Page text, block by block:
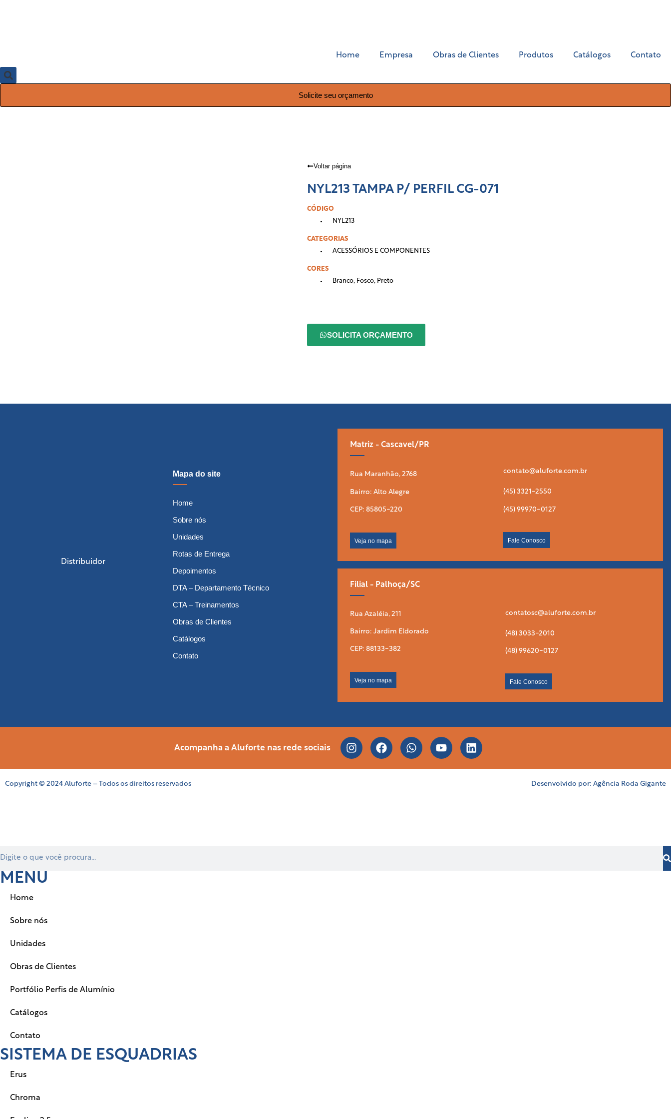
Home Empresa Obras de Clientes Produtos Catálogos Contato
Solicite seu orçamento
Voltar página
NYL213 TAMPA P/ PERFIL CG-071
CÓDIGO
NYL213
CATEGORIAS
ACESSÓRIOS E COMPONENTES
CORES
Branco, Fosco, Preto
SOLICITA ORÇAMENTO
Distribuidor
Mapa do site
Home
Sobre nós
Unidades
Rotas de Entrega
Depoimentos
DTA – Departamento Técnico
CTA – Treinamentos
Obras de Clientes
Catálogos
Contato
Matriz - Cascavel/PR
Rua Maranhão, 2768
Bairro: Alto Alegre
CEP: 85805-220
Veja no mapa
contato@aluforte.com.br
(45) 3321-2550
(45) 99970-0127
Fale Conosco
Filial - Palhoça/SC
Rua Azaléia, 211
Bairro: Jardim Eldorado
CEP: 88133-382
Veja no mapa
contatosc@aluforte.com.br
(48) 3033-2010
(48) 99620-0127
Fale Conosco
Acompanha a Aluforte nas rede sociais
Copyright © 2024 Aluforte – Todos os direitos reservados Desenvolvido por: Agência Roda Gigante
MENU
Home
Sobre nós
Unidades
Obras de Clientes
Portfólio Perfis de Alumínio
Catálogos
Contato
SISTEMA DE ESQUADRIAS
Erus
Chroma